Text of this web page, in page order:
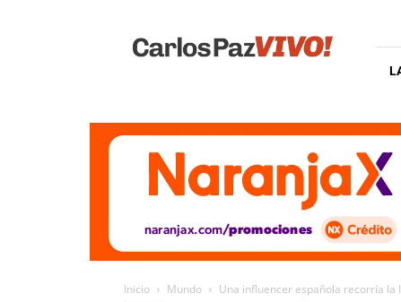
Vivo
Inicio Mundo Una influencer española recorría la